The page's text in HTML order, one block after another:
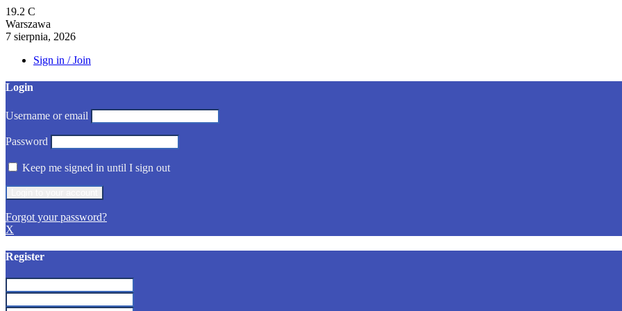
19.2 C
Warszawa
7 sierpnia, 2026
Sign in / Join
Login
Username or email
Password
Keep me signed in until I sign out
Forgot your password?
X
Register